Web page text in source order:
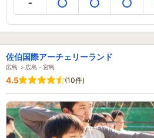
佐伯国際アーチェリーランド
広島 ＞広島・宮島
4.5 (10件)